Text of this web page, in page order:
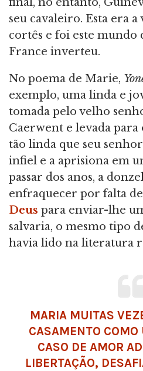
seu cavaleiro. Esta era
cortês e foi este mundo
France inverteu.
No poema de Marie,
exemplo, uma linda e
tomada pelo velho
Caerwent e levada para
tão linda que seu
infiel e a aprisiona em
passar dos anos, a
enfraquecer por falta
Deus para enviar-lhe
salvaria, o mesmo tipo
havia lido na literatura
MARIA MUITAS
CASAMENTO COMO
CASO DE AMOR
LIBERTAÇÃO,